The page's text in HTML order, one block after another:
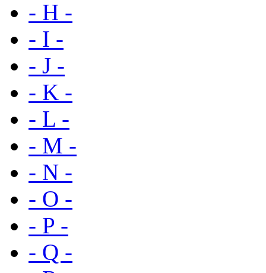
- H -
- I -
- J -
- K -
- L -
- M -
- N -
- O -
- P -
- Q -